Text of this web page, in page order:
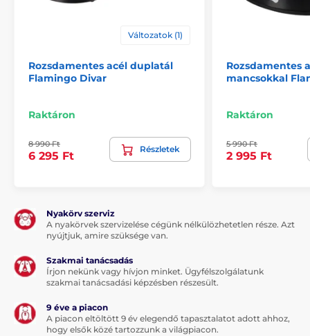
készülék automatikusan működik, azonban szükség
manuálisan is vezérelhető. Nem kell aggódnia, hogy
képzési program segítségével fokozatosan megszokja
és használata kényelmes lesz az Ön, valamint
négylábú barátja számára is.
Változatok (1)
Rozsdamentes acél duplatál
Flamingo Divar
Raktáron
8 990 Ft
6 295 Ft
Részletek
Rozsdamentes
mancsokkal
Raktáron
5 990 Ft
2 995 Ft
Nyakörv szerviz
A nyakörvek szervizelése cégünk nélkülözhetetlen része. Azt
nyújtjuk, amire szüksége van.
Szakmai tanácsadás
Írjon nekünk vagy hívjon minket. Ügyfélszolgálatunk
szakmai tanácsadási képzésben részesült.
9 éve a piacon
A piacon eltöltött 9 év elegendő tapasztalatot adott ahhoz,
hogy elsők közé tartozzunk a világpiacon.